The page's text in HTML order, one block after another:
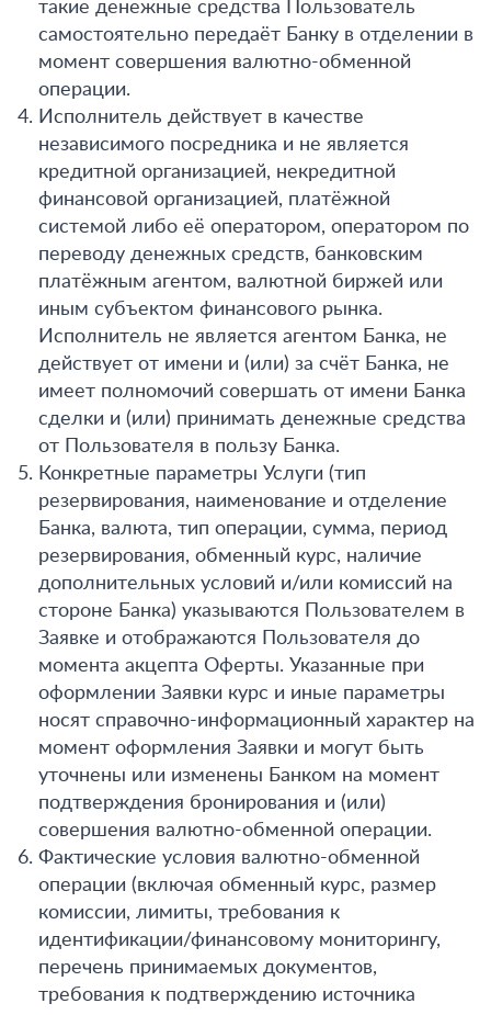
такие денежные средства Пользователь
самостоятельно передаёт Банку в отделении в
момент совершения валютно-обменной
операции.
Исполнитель действует в качестве
независимого посредника и не является
кредитной организацией, некредитной
финансовой организацией, платёжной
системой либо её оператором, оператором по
переводу денежных средств, банковским
платёжным агентом, валютной биржей или
иным субъектом финансового рынка.
Исполнитель не является агентом Банка, не
действует от имени и (или) за счёт Банка, не
имеет полномочий совершать от имени Банка
сделки и (или) принимать денежные средства
от Пользователя в пользу Банка.
Конкретные параметры Услуги (тип
резервирования, наименование и отделение
Банка, валюта, тип операции, сумма, период
резервирования, обменный курс, наличие
дополнительных условий и/или комиссий на
стороне Банка) указываются Пользователем в
Заявке и отображаются Пользователя до
момента акцепта Оферты. Указанные при
оформлении Заявки курс и иные параметры
носят справочно-информационный характер на
момент оформления Заявки и могут быть
уточнены или изменены Банком на момент
подтверждения бронирования и (или)
совершения валютно-обменной операции.
Фактические условия валютно-обменной
операции (включая обменный курс, размер
комиссии, лимиты, требования к
идентификации/финансовому мониторингу,
перечень принимаемых документов,
требования к подтверждению источника